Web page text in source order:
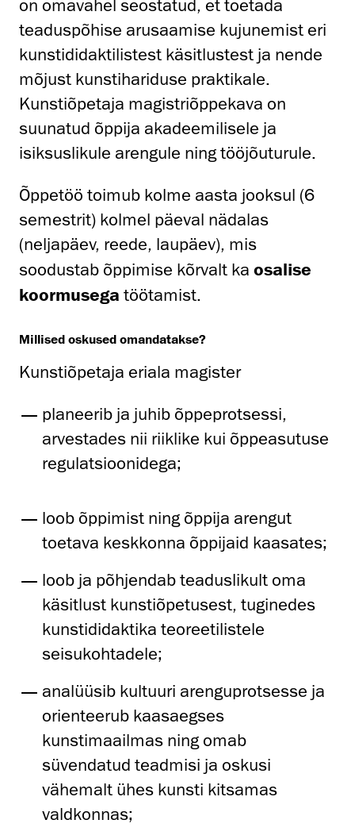
on omavahel seostatud, et toetada
teaduspõhise arusaamise kujunemist eri
kunstididaktilistest käsitlustest ja nende
mõjust kunstihariduse praktikale.
Kunstiõpetaja magistriõppekava on
suunatud õppija akadeemilisele ja
isiksuslikule arengule ning tööjõuturule.
Õppetöö toimub kolme aasta jooksul (6
semestrit) kolmel päeval nädalas
(neljapäev, reede, laupäev), mis
soodustab õppimise kõrvalt ka osalise
koormusega töötamist.
Millised oskused omandatakse?
Kunstiõpetaja eriala magister
planeerib ja juhib õppeprotsessi,
arvestades nii riiklike kui õppeasutuse
regulatsioonidega;
loob õppimist ning õppija arengut
toetava keskkonna õppijaid kaasates;
loob ja põhjendab teaduslikult oma
käsitlust kunstiõpetusest, tuginedes
kunstididaktika teoreetilistele
seisukohtadele;
analüüsib kultuuri arenguprotsesse ja
orienteerub kaasaegses
kunstimaailmas ning omab
süvendatud teadmisi ja oskusi
vähemalt ühes kunsti kitsamas
valdkonnas;